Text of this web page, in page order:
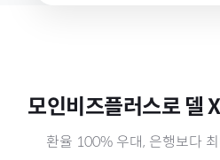
모인비즈플러스로 델
환율 100% 우대, 은행보다